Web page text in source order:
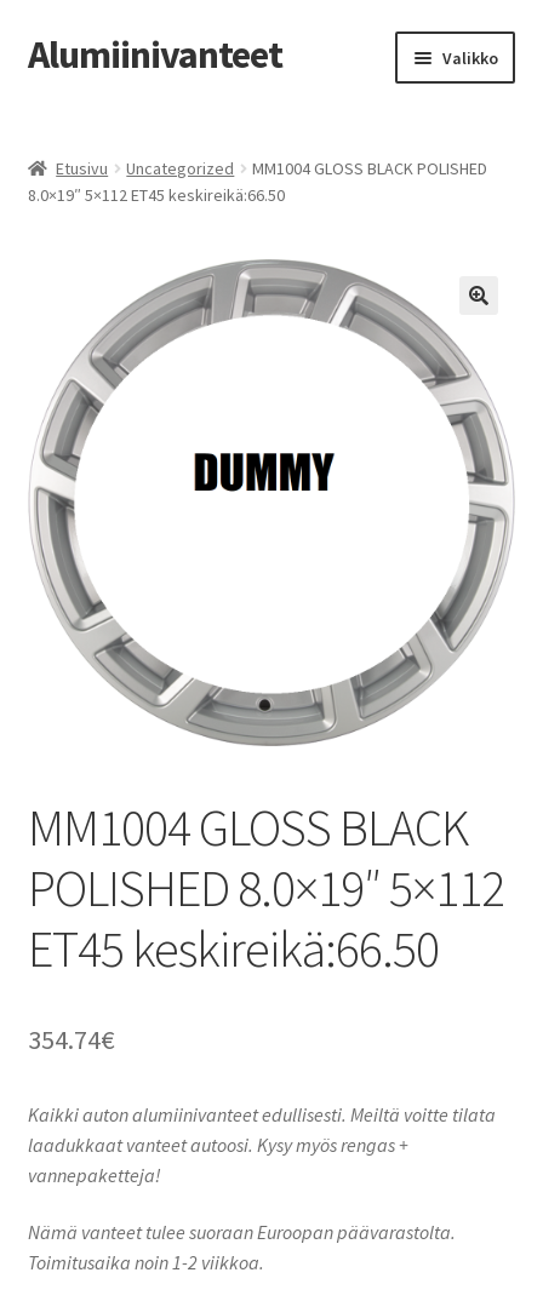
Siirry
navigointiin
Siirry
sisältöön
Alumiinivanteet Valikko
Kauppa
Tilausohjeet
Vanteiden osto-opas
Auton renkaat
Yhteystiedot
Etusivu Uncategorized
MM1004 GLOSS BLACK POLISHED
8.0×19″ 5×112 ET45 keskireikä:66.50
MM1004 GLOSS BLACK
POLISHED 8.0×19″ 5×112
ET45 keskireikä:66.50
354.74€
Kaikki auton alumiinivanteet edullisesti. Meiltä voitte tilata
laadukkaat vanteet autoosi. Kysy myös rengas +
vannepaketteja!
Nämä vanteet tulee suoraan Euroopan päävarastolta.
Toimitusaika noin 1-2 viikkoa.